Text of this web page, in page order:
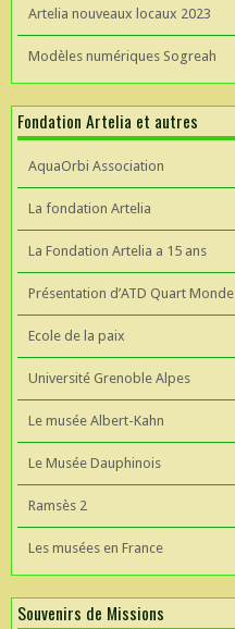
Artelia nouveaux locaux 2023
Modèles numériques Sogreah
Fondation Artelia et autres
AquaOrbi Association
La fondation Artelia
La Fondation Artelia a 15 ans
Présentation d’ATD Quart Monde
Ecole de la paix
Université Grenoble Alpes
Le musée Albert-Kahn
Le Musée Dauphinois
Ramsès 2
Les musées en France
Souvenirs de Missions